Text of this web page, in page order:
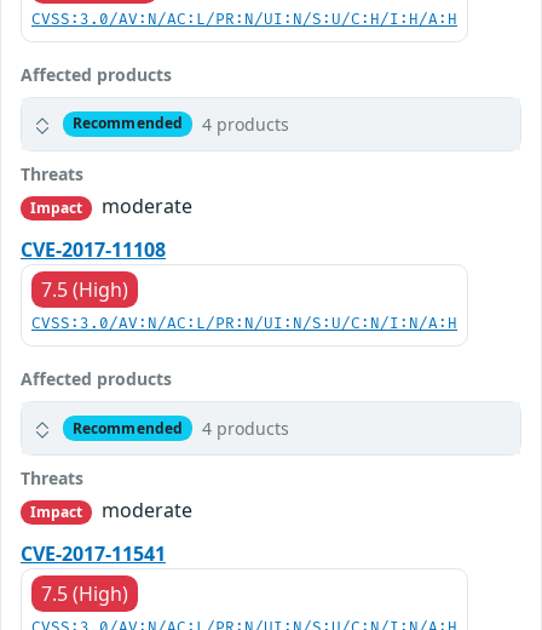
CVSS:3.0/AV:N/AC:L/PR:N/UI:N/S:U/C:H/I:H/A:H
Affected products
Recommended 4 products
Threats
Impact
moderate
CVE-2017-11108
7.5 (High)
CVSS:3.0/AV:N/AC:L/PR:N/UI:N/S:U/C:N/I:N/A:H
Affected products
Recommended 4 products
Threats
Impact
moderate
CVE-2017-11541
7.5 (High)